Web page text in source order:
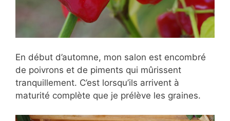
En début d’automne, mon salon est encombré
de poivrons et de piments qui mûrissent
tranquillement. C’est lorsqu’ils arrivent à
maturité complète que je prélève les graines.